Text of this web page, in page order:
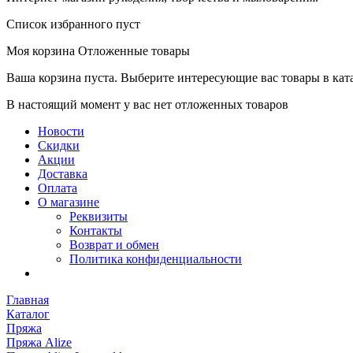
Список избранного пуст
Моя корзина Отложенные товары
Ваша корзина пуста. Выберите интересующие вас товары в
В настоящий момент у вас нет отложенных товаров
Новости
Скидки
Акции
Доставка
Оплата
О магазине
Реквизиты
Контакты
Возврат и обмен
Политика конфиденциальности
Главная
Каталог
Пряжа
Пряжа Alize